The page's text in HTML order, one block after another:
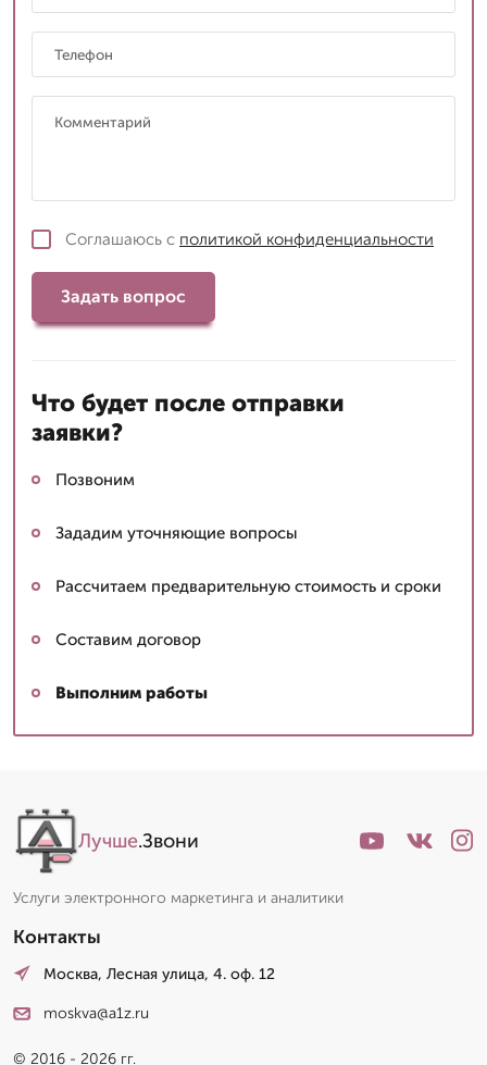
Соглашаюсь с политикой конфиденциальности
Задать вопрос
Что будет после отправки
заявки?
Позвоним
Зададим уточняющие вопросы
Рассчитаем предварительную стоимость и сроки
Составим договор
Выполним работы
Лучше.Звони
Услуги электронного маркетинга и аналитики
Контакты
Москва, Лесная улица, 4. оф. 12
moskva@a1z.ru
© 2016 - 2026 гг.